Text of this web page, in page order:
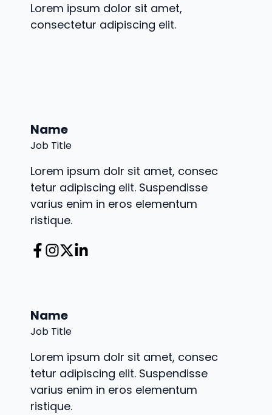
Lorem ipsum dolor sit amet,
consectetur adipiscing elit.
Name
Job Title
Lorem ipsum dolr sit amet, consec
tetur adipiscing elit. Suspendisse
varius enim in eros elementum
ristique.
Name
Job Title
Lorem ipsum dolr sit amet, consec
tetur adipiscing elit. Suspendisse
varius enim in eros elementum
ristique.